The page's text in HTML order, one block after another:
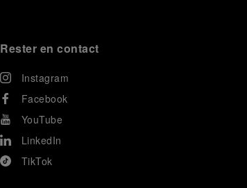
Rester en contact
Instagram
Facebook
YouTube
LinkedIn
TikTok